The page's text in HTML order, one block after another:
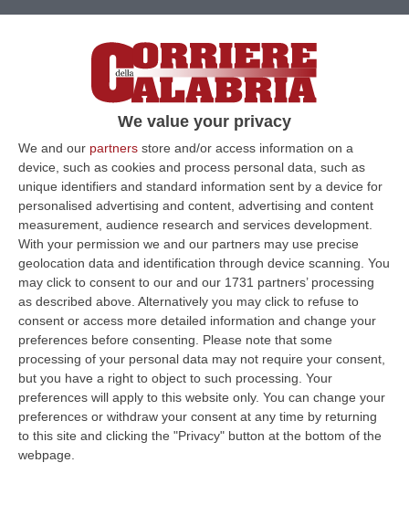
We value your privacy
We and our partners store and/or access information on a
device, such as cookies and process personal data, such as
unique identifiers and standard information sent by a device for
personalised advertising and content, advertising and content
measurement, audience research and services development.
With your permission we and our partners may use precise
geolocation data and identification through device scanning. You
may click to consent to our and our 1731 partners’ processing
as described above. Alternatively you may click to refuse to
consent or access more detailed information and change your
preferences before consenting. Please note that some
processing of your personal data may not require your consent,
but you have a right to object to such processing. Your
preferences will apply to this website only. You can change your
preferences or withdraw your consent at any time by returning
to this site and clicking the "Privacy" button at the bottom of the
webpage.
Clicca e segui “Corriere della Calabria” su Google News
ISCA SULLO IONIO Il sindaco di Isca sullo
Ionio, Vincenzo Mirarchi, ha disposto la